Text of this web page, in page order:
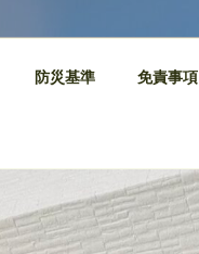
防災基準 免責事項